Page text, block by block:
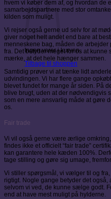
Ingen varer i kurven.
Tilbage til shoppen
hvem vi køber dem af, og hvordan
samarbejdspartnere med stor
kilden som muligt.
Vi rejser også gerne ud selv for at
giver noget helt andet end bare at
menneskene bag, måden de
fra. Det betyder meget for os at
mærke, at det hele hænger sammen.
Samtidig prøver vi at tænke lidt
udvindingen. Vi har flere gange
blevet fundet for mange år siden. På
blive brugt, uden at der nødvendigvis
som en mere ansvarlig måde at gøre
os.
Fair trade
Vi vil også gerne være ærlige
findes ikke et officielt “fair trade”
kan garantere hele kæden 100%.
tage stilling og gøre sig umage,
Vi stiller spørgsmål, vi vælger til og
rigtigt. Nogle gange betyder det også,
selvom vi ved, de kunne sælge godt.
end at have mest muligt på hylderne.